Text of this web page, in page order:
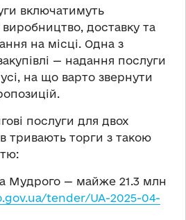
включатимуть
виробництво, доставку та
на місці. Одна з
— надання послуги
на що варто звернути
послуги для двох
тривають торги з такою
Мудрого — майже 21.3 млн
tender/UA-2025-04-